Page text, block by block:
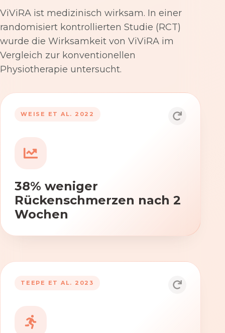
ViViRA ist medizinisch wirksam. In einer
randomisiert kontrollierten Studie (RCT)
wurde die Wirksamkeit von ViViRA im
Vergleich zur konventionellen
Physiotherapie untersucht.
WEISE ET AL. 2022
38% weniger
Rückenschmerzen nach 2
Wochen
53% nach 12 Wochen
TEEPE ET AL. 2023
Durch die Anwendung von ViViRA
Beweglichkeit und Koordination nach